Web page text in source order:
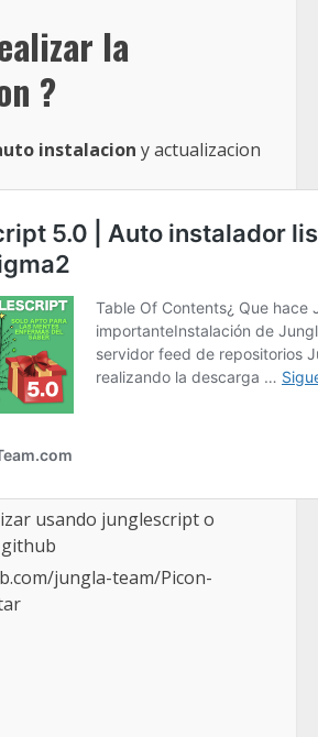
la
?
instalacion y actualizacion
usando junglescript o
jungla-team/Picon-